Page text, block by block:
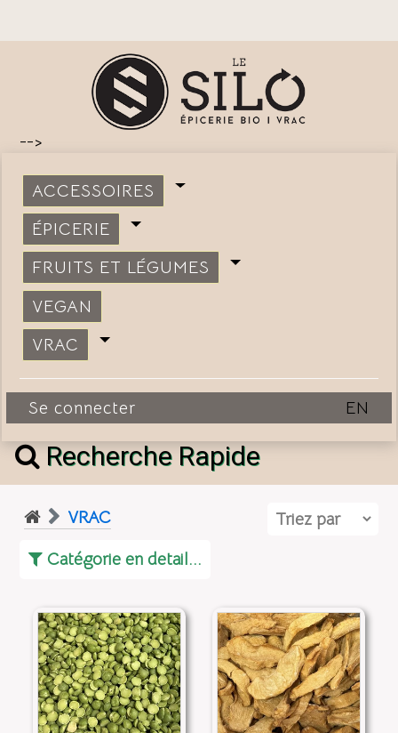
-->
ACCESSOIRES
ÉPICERIE
FRUITS ET LÉGUMES
VEGAN
VRAC
Se connecter EN
Recherche Rapide
VRAC
Catégorie en detail...